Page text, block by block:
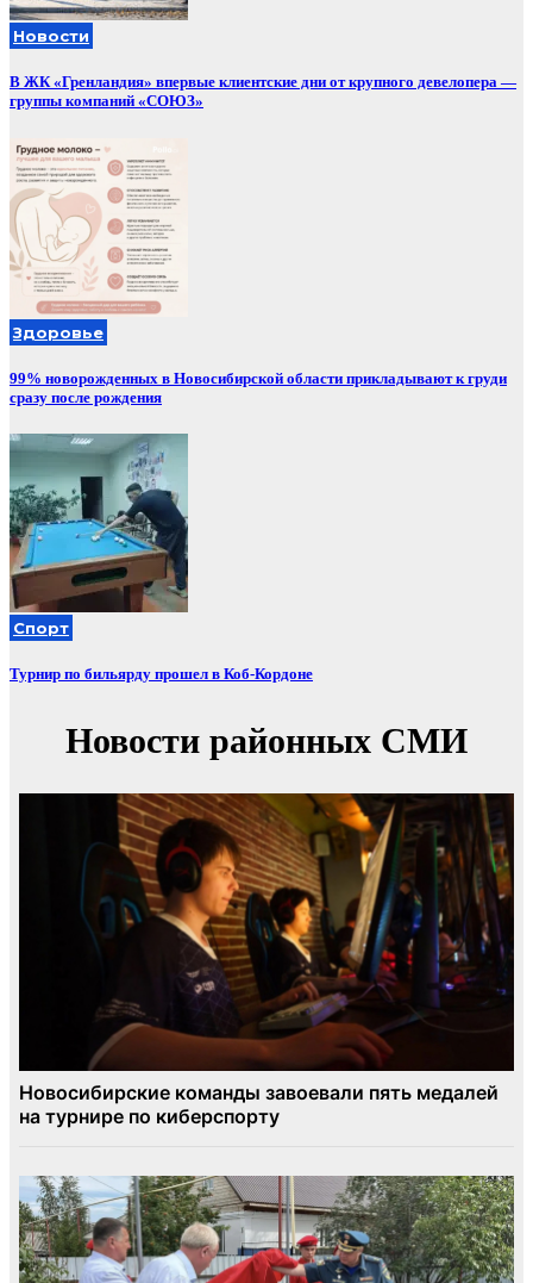
Новости
В ЖК «Гренландия» впервые клиентские дни от крупного девелопера —
группы компаний «СОЮЗ»
Здоровье
99% новорожденных в Новосибирской области прикладывают к груди
сразу после рождения
Спорт
Турнир по бильярду прошел в Коб-Кордоне